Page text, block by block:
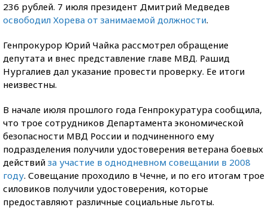
236 рублей. 7 июля президент Дмитрий Медведев
освободил Хорева от занимаемой должности.
Генпрокурор Юрий Чайка рассмотрел обращение
депутата и внес представление главе МВД. Рашид
Нургалиев дал указание провести проверку. Ее итоги
неизвестны.
В начале июля прошлого года Генпрокуратура сообщила,
что трое сотрудников Департамента экономической
безопасности МВД России и подчиненного ему
подразделения получили удостоверения ветерана боевых
действий за участие в однодневном совещании в 2008
году. Совещание проходило в Чечне, и по его итогам трое
силовиков получили удостоверения, которые
предоставляют различные социальные льготы.